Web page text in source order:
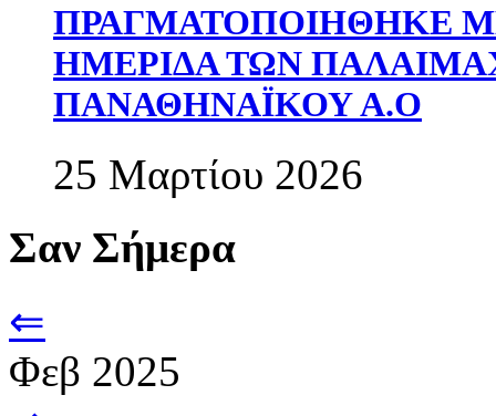
ΠΡΑΓΜΑΤΟΠΟΙΗΘΗΚΕ
ΗΜΕΡΙΔΑ ΤΩΝ
ΠΑΝΑΘΗΝΑΪΚΟΥ Α.Ο
25 Μαρτίου 2026
Σαν Σήμερα
⇐
Φεβ 2025